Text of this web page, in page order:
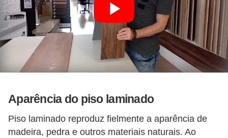
Aparência do piso laminado
Piso laminado reproduz fielmente a aparência de
madeira, pedra e outros materiais naturais. Ao